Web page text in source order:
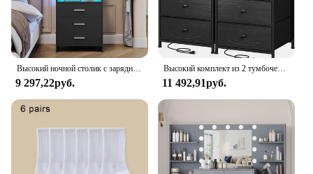
Высокий ночной столик с зарядной станцией, серый ночной стенд с ящиками и полками, прикроватный столик с стеклянной дверью
9 297,22руб.
Высокий комплект из 2 тумбочек с зарядной станцией и светодиодными лампочками, тумбочка с 3 ящиками и полками, прикроватный столик с USB-портами
11 492,91руб.